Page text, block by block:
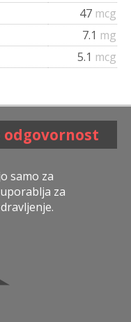
47 mcg
7.1 mg
5.1 mcg
samo za
za